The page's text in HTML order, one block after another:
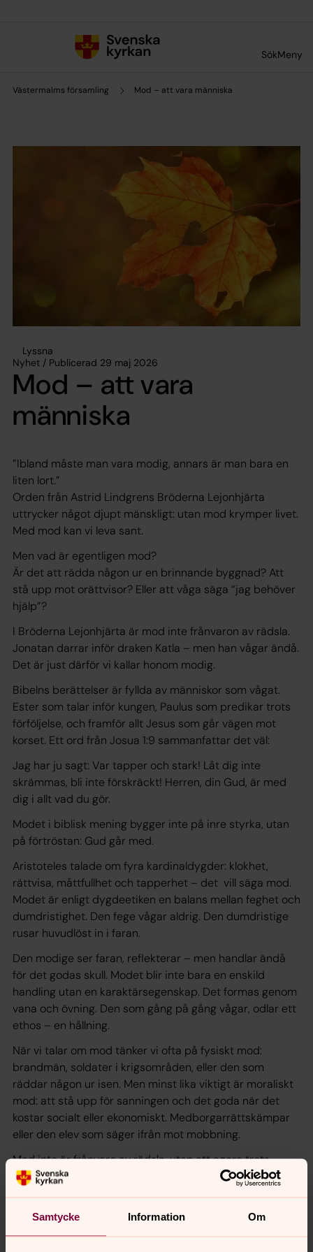
Samtycke Information Om
SökMeny
Västermalms församling Mod – att vara människa
Lyssna
Nyhet / Publicerad 29 maj 2026
Mod – att vara
människa
”Ibland måste man vara modig, annars är man bara en
liten lort.”
Orden från Astrid Lindgrens Bröderna Lejonhjärta
uttrycker något djupt mänskligt: utan mod krymper livet.
Med mod kan vi leva sant.
Men vad är egentligen mod?
Är det att rädda någon ur en brinnande byggnad? Att
stå upp mot orättvisor? Eller att våga säga “jag behöver
hjälp”?
I Bröderna Lejonhjärta är mod inte frånvaron av rädsla.
Jonatan darrar inför draken Katla – men han vågar ändå.
Det är just därför vi kallar honom modig.
Bibelns berättelser är fyllda av människor som vågat.
Ester som talar inför kungen, Paulus som predikar trots
förföljelse, och framför allt Jesus som går vägen mot
korset. Ett ord från Josua 1:9 sammanfattar det väl:
Jag har ju sagt: Var tapper och stark! Låt dig inte
skrämmas, bli inte förskräckt! Herren, din Gud, är med
dig i allt vad du gör.
Modet i biblisk mening bygger inte på inre styrka, utan
på förtröstan: Gud går med.
Aristoteles talade om fyra kardinaldygder: klokhet,
rättvisa, måttfullhet och tapperhet – det vill säga mod.
Modet är enligt dygdeetiken en balans mellan feghet och
dumdristighet. Den fege vågar aldrig. Den dumdristige
rusar huvudlöst in i faran.
Den modige ser faran, reflekterar – men handlar ändå
för det godas skull. Modet blir inte bara en enskild
handling utan en karaktärsegenskap. Det formas genom
vana och övning. Den som gång på gång vågar, odlar ett
ethos – en hållning.
När vi talar om mod tänker vi ofta på fysiskt mod:
brandmän, soldater i krigsområden, eller den som
räddar någon ur isen. Men minst lika viktigt är moraliskt
mod: att stå upp för sanningen och det goda när det
kostar socialt eller ekonomiskt. Medborgarrättskämpar
eller den elev som säger ifrån mot mobbning.
Mod inte är frånvaro av rädsla, utan att agera trots
rädslan. Rädsla är en naturlig känsla som skyddar oss.
stärks av meningsfullhet och gemenskap. Den som
känner sig del av något större – en familj, ett samhälle,